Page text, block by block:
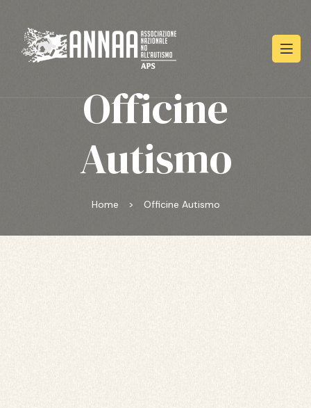
Officine
Autismo
Home > Officine Autismo